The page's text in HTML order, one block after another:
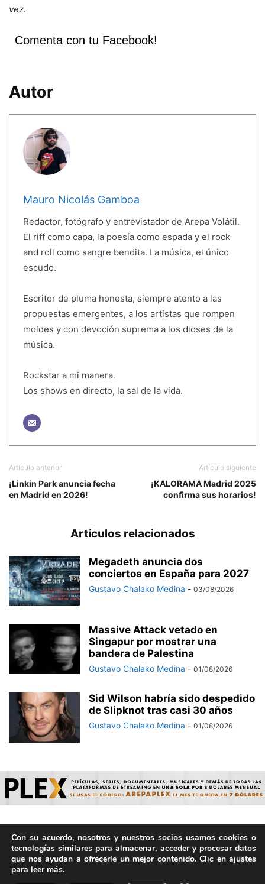
vez.
Comenta con tu Facebook!
Autor
Mauro Nicolás Gamboa
Redactor, fotógrafo y entrevistador de Arepa Volátil.
El riff como capa, la poesía como espada y el rock
and roll como sangre bendita. La música, el único
escudo.
Escritor de pluma honesta, siempre atento a las
propuestas emergentes, a los artistas que rompen
moldes y con devoción suprema a los dioses de la
música.
Rockstar a mi manera.
Los shows en directo, la sal de la vida.
Artículo anterior
¡Linkin Park anuncia fecha
en Madrid en 2026!
Artículo siguiente
¡KALORAMA Madrid 2025
confirma sus horarios!
Artículos relacionados
Megadeth anuncia dos
conciertos en España para 2027
Gustavo Chalako Medina - 03/08/2026
Massive Attack vetado en
Singapur por mostrar una
bandera de Palestina
Gustavo Chalako Medina - 01/08/2026
Sid Wilson habría sido despedido
de Slipknot tras casi 30 años
Gustavo Chalako Medina - 01/08/2026
© ArepaVolatil.Com 2021-2025 - Hecho por humanos, no por
IA. | Todos los derechos reservados.
Con su acuerdo, nosotros y nuestros socios usamos cookies o
tecnologías similares para almacenar, acceder y procesar datos
que nos ayudan a ofrecerle un mejor contenido. Clic en ajustes
para leer más.